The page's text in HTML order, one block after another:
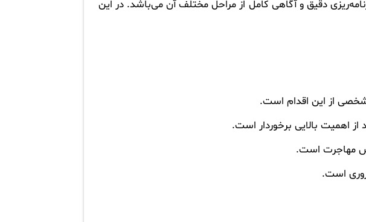
دقیق و آگاهی کامل از مراحل مختلف آن می‌باشد. در این
از این اقدام است.
اهمیت بالایی برخوردار است.
مهاجرت است.
است.